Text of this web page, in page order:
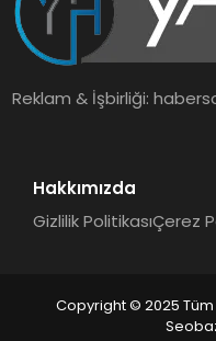
Reklam & İşbirliği:
Hakkımızda
Gizlilik PolitikasıÇerez
Copyright © 2025 Tüm